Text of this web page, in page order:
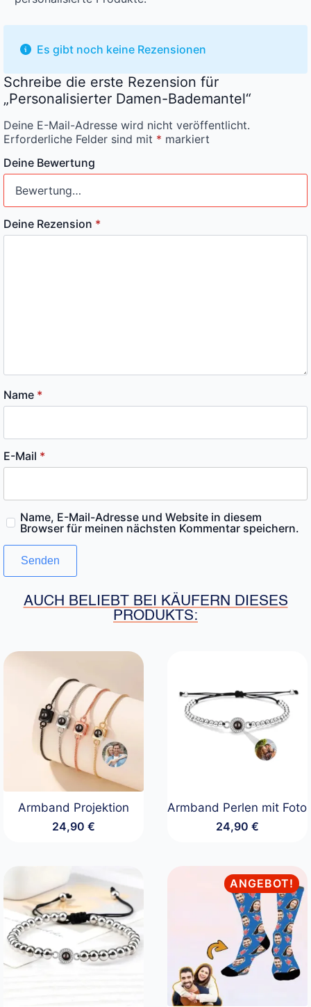
Es gibt noch keine Rezensionen
Schreibe die erste Rezension für
„Personalisierter Damen-Bademantel“
Deine E-Mail-Adresse wird nicht veröffentlicht.
Erforderliche Felder sind mit * markiert
Deine Bewertung
Deine Rezension *
Name *
E-Mail *
Name, E-Mail-Adresse und Website in diesem
Browser für meinen nächsten Kommentar speichern.
AUCH BELIEBT BEI KÄUFERN DIESES
PRODUKTS:
Armband Projektion
24,90€
Armband Perlen mit Foto
24,90 €
ANGEBOT!